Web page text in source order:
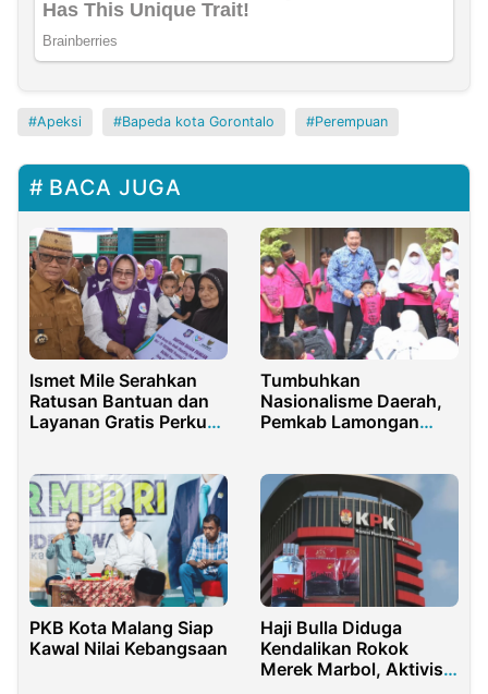
Apeksi Bapeda kota Gorontalo Perempuan
BACA JUGA
Ismet Mile Serahkan
Ratusan Bantuan dan
Layanan Gratis Perkuat
Tumbuhkan
Nasionalisme Daerah,
Pemkab Lamongan
PKB Kota Malang Siap
Kawal Nilai Kebangsaan
Haji Bulla Diduga
Kendalikan Rokok
Merek Marbol, Aktivis